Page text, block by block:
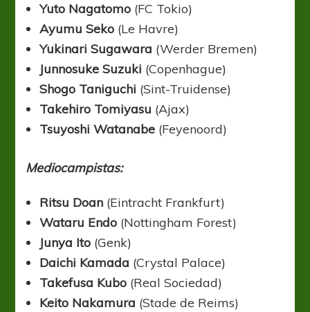
Yuto Nagatomo (FC Tokio)
Ayumu Seko (Le Havre)
Yukinari Sugawara (Werder Bremen)
Junnosuke Suzuki (Copenhague)
Shogo Taniguchi (Sint-Truidense)
Takehiro Tomiyasu (Ajax)
Tsuyoshi Watanabe (Feyenoord)
Mediocampistas:
Ritsu Doan (Eintracht Frankfurt)
Wataru Endo (Nottingham Forest)
Junya Ito (Genk)
Daichi Kamada (Crystal Palace)
Takefusa Kubo (Real Sociedad)
Keito Nakamura (Stade de Reims)